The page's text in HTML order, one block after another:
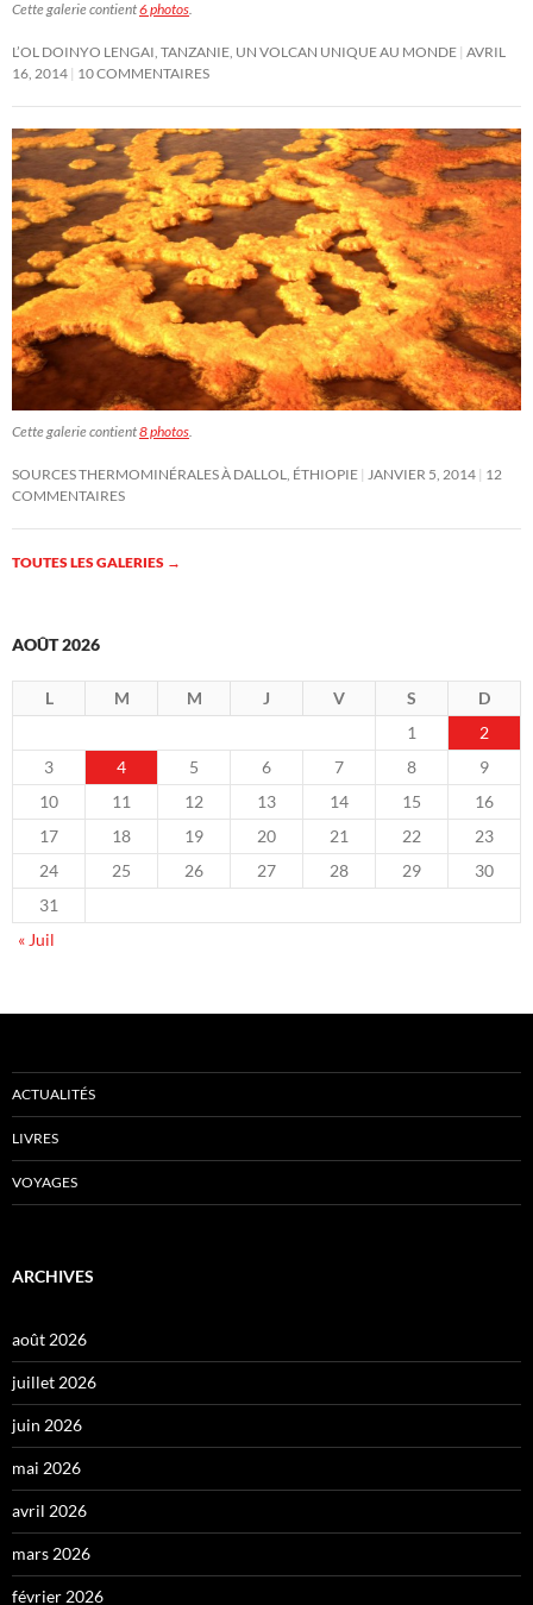
Cette galerie contient6 photos.
L’OL DOINYO LENGAI, TANZANIE, UN VOLCAN UNIQUE AU MONDE AVRIL
16, 2014 10 COMMENTAIRES
Cette galerie contient8 photos.
SOURCES THERMOMINÉRALES À DALLOL, ÉTHIOPIE JANVIER 5, 2014 12
COMMENTAIRES
TOUTES LES GALERIES →
AOÛT 2026
L M M J V S
D
1
2
3
4 5 6 7 8
9
10
11 12 13 14 15
16
17
18 19 20 21 22
23
24
25 26 27 28 29
30
31
« Juil
ACTUALITÉS
LIVRES
VOYAGES
ARCHIVES
août 2026
juillet 2026
juin 2026
mai 2026
avril 2026
mars 2026
février 2026